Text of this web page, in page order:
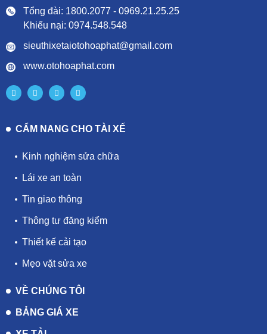
Tổng đài: 1800.2077 - 0969.21.25.25
Khiếu nại: 0974.548.548
sieuthixetaiotohoaphat@gmail.com
www.otohoaphat.com
CẨM NANG CHO TÀI XẾ
Kinh nghiệm sửa chữa
Lái xe an toàn
Tin giao thông
Thông tư đăng kiểm
Thiết kế cải tạo
Mẹo vặt sửa xe
VỀ CHÚNG TÔI
BẢNG GIÁ XE